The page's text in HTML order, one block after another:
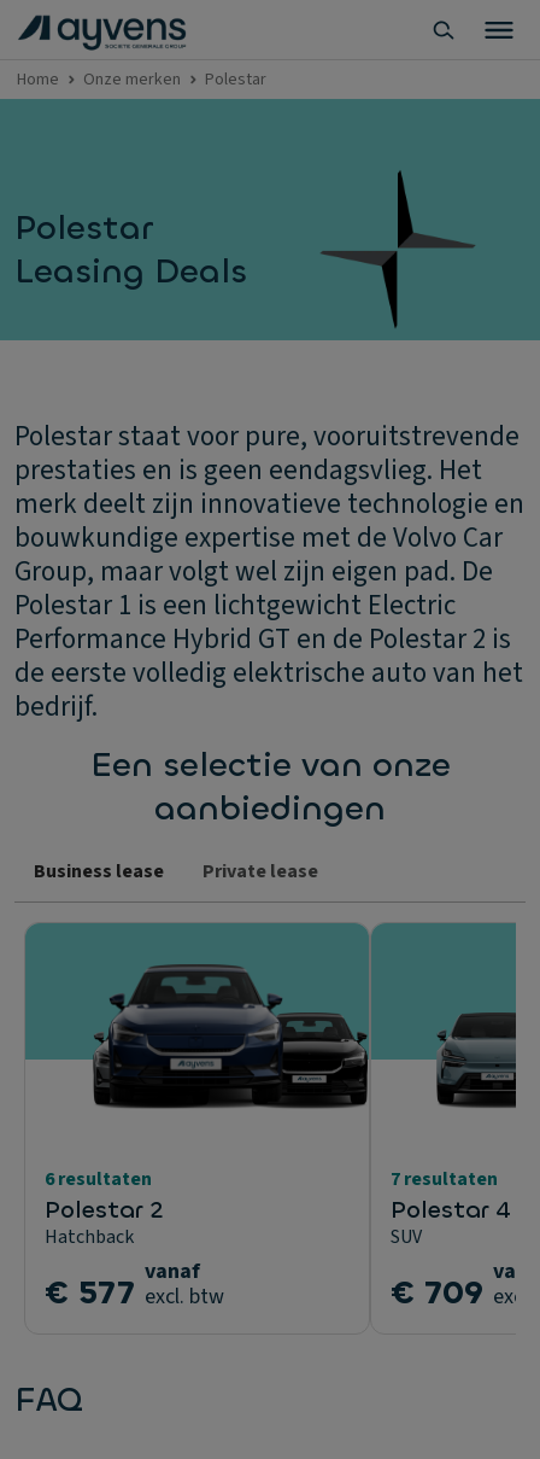
Home Onze merken Polestar
Polestar
Leasing Deals
Polestar staat voor pure, vooruitstrevende
prestaties en is geen eendagsvlieg. Het
merk deelt zijn innovatieve technologie en
bouwkundige expertise met de Volvo Car
Group, maar volgt wel zijn eigen pad. De
Polestar 1 is een lichtgewicht Electric
Performance Hybrid GT en de Polestar 2 is
de eerste volledig elektrische auto van het
bedrijf.
Een selectie van onze
aanbiedingen
Business lease Private lease
6 resultaten
Polestar 2
Hatchback
€ 577 vanaf
excl. btw
7 resultaten
Polestar 4
SUV
€ 709
FAQ